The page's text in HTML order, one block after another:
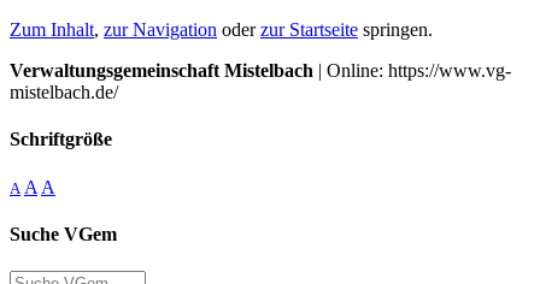
Zum Inhalt, zur Navigation oderzur Startseite springen.
Verwaltungsgemeinschaft Mistelbach | Online: https://www.vg-
mistelbach.de/
Schriftgröße
A A A
Suche VGem